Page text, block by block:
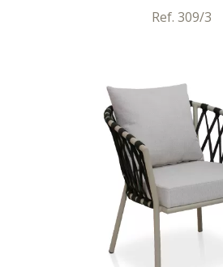
Ref. 309/3